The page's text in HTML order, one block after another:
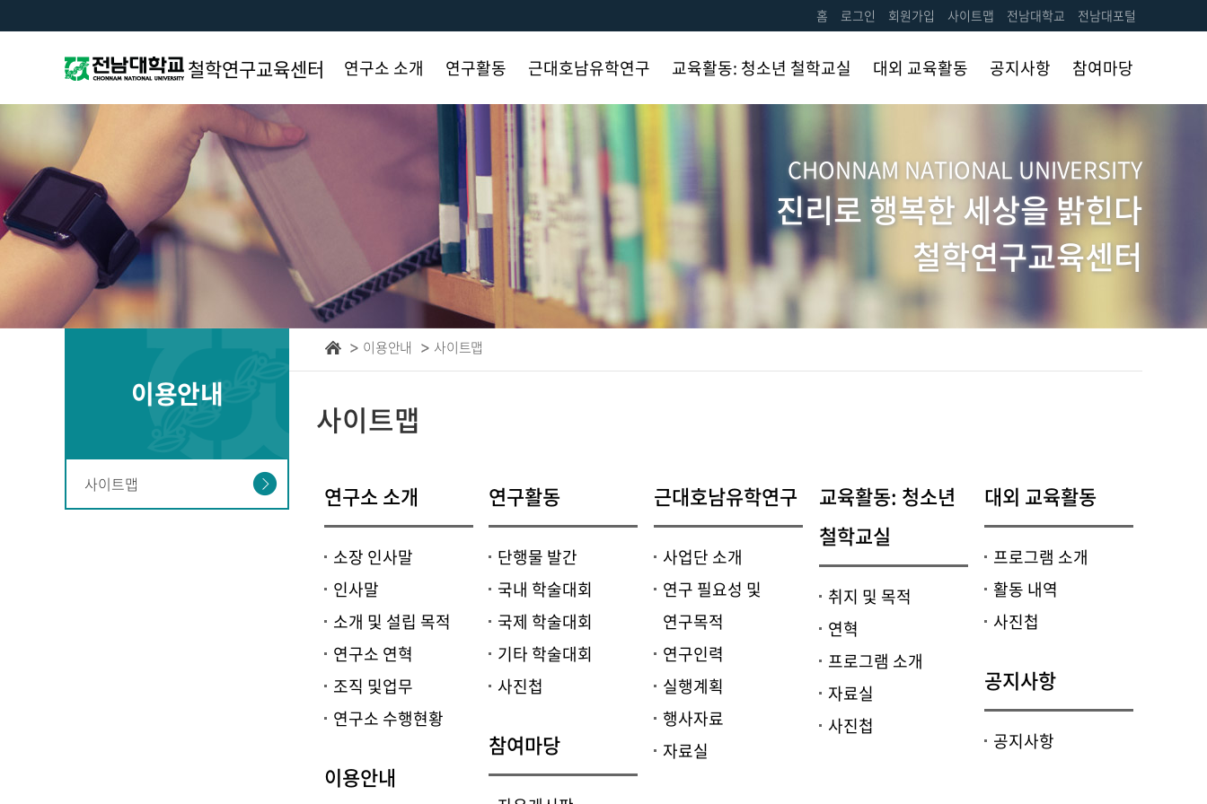
홈 로그인 회원가입 사이트맵 전남대학교 전남대포털
철학연구교육센터 연구소 소개
연구소 연혁
조직 및업무
연구소 수행현황
연구활동
단행물 발간
국내 학술대회
국제 학술대회
기타 학술대회
사진첩
근대호남유학연구
사업단 소개
연구 필요성 및
연구목적
연구인력
실행계획
행사자료
교육활동: 청소년 철학교실
프로그램 소개
사진첩
대외 교육활동
소개
활동 내역
사진첩
공지사항 참여마당
토론대회 신청
CHONNAM NATIONAL UNIVERSITY
진리로 행복한 세상을 밝힌다
철학연구교육센터
이용안내
사이트맵
이용안내 사이트맵
사이트맵
연구소 소개
소장 인사말
인사말
소개 및 설립 목적
연구소 연혁
조직 및업무
연구소 수행현황
연구활동
단행물 발간
국내 학술대회
국제 학술대회
기타 학술대회
사진첩
근대호남유학연구
사업단 소개
연구 필요성 및
연구목적
연구인력
실행계획
행사자료
자료실
교육활동: 청소년
철학교실
취지 및 목적
연혁
프로그램 소개
자료실
사진첩
대외 교육활동
프로그램 소개
활동 내역
사진첩
공지사항
공지사항
참여마당
이용안내